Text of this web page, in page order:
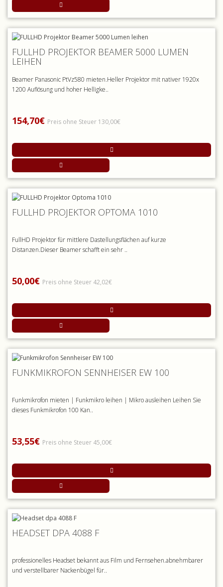
FULLHD PROJEKTOR BEAMER 5000 LUMEN
LEIHEN
Beamer Panasonic PtVz580 mieten.Heller Projektor mit nativer 1920x
1200 Auflösung und hoher Helligke..
154,70€ Preis ohne Steuer 130,00€
FULLHD PROJEKTOR OPTOMA 1010
FullHD Projektor für mittlere Dastellungsflächen auf kurze
Distanzen.Dieser Beamer schafft ein sehr ..
50,00€ Preis ohne Steuer 42,02€
FUNKMIKROFON SENNHEISER EW 100
Funkmikrofon mieten | Funkmikro leihen | Mikro ausleihen Leihen Sie
dieses Funkmikrofon 100 Kan..
53,55€ Preis ohne Steuer 45,00€
HEADSET DPA 4088 F
professionelles Headset bekannt aus Film und Fernsehen.abnehmbarer
und verstellbarer Nackenbügel für..